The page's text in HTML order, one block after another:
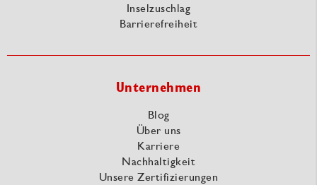
Inselzuschlag
Barrierefreiheit
Unternehmen
Blog
Über uns
Karriere
Nachhaltigkeit
Unsere Zertifizierungen